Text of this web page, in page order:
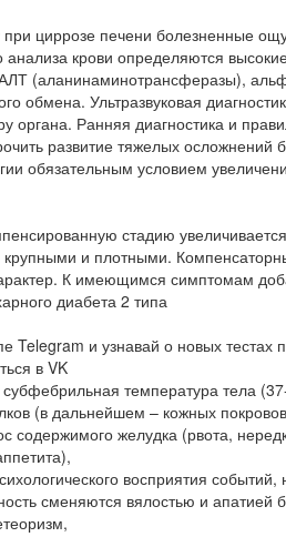
циррозе печени болезненные
анализа крови определяются
(аланинаминотрансферазы),
обмена. Ультразвуковая
органа. Ранняя диагностика и
развитие тяжелых осложнений
обязательным условием
стадию
и плотными.
К имеющимся симптомам
диабета 2 типа
Telegram и узнавай о новых
в VK
температура тела
(в дальнейшем – кожных
содержимого желудка (рвота,
восприятия
сменяются вялостью и апатией